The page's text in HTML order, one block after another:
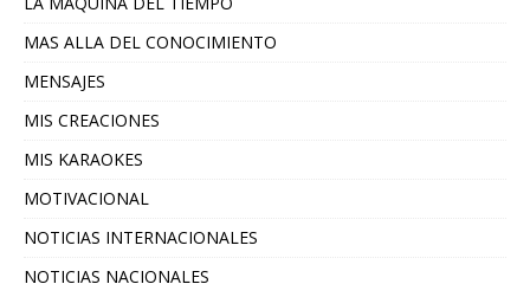
MAS ALLA DEL CONOCIMIENTO
MENSAJES
MIS CREACIONES
MIS KARAOKES
MOTIVACIONAL
NOTICIAS INTERNACIONALES
NOTICIAS NACIONALES